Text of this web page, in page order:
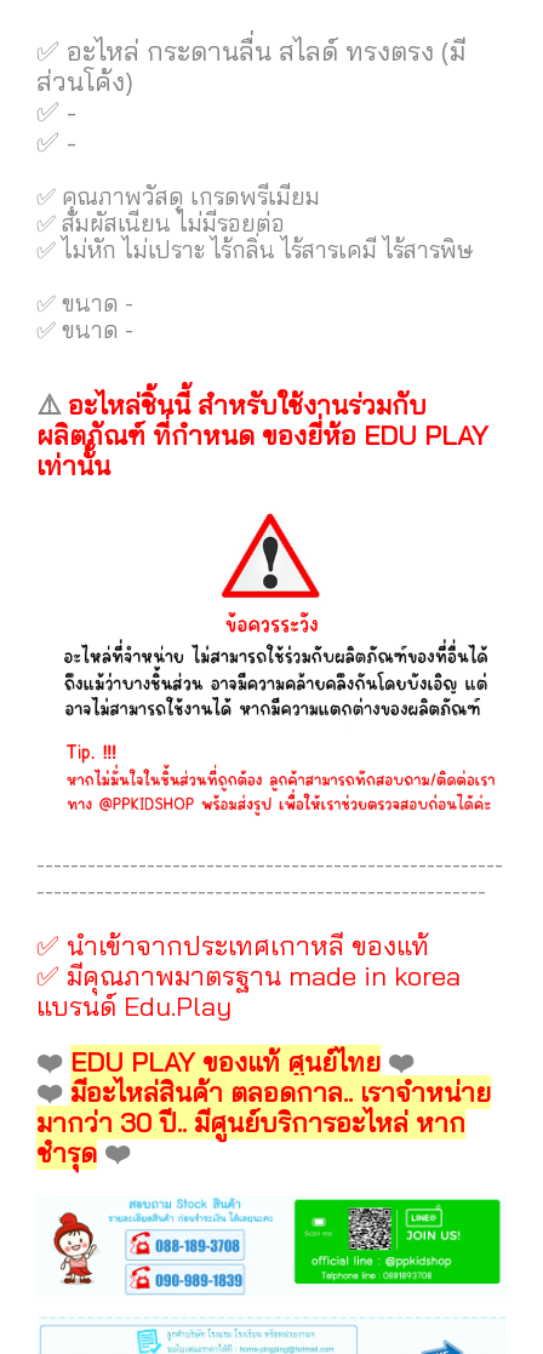
✅ อะไหล่ กระดานลื่น สไลด์ ทรงตรง (มี
ส่วนโค้ง)
✅ -
✅ -
✅ คุณภาพวัสดุ เกรดพรีเมียม
✅ สัมผัสเนียน ไม่มีรอยต่อ
✅ ไม่หัก ไม่เปราะ ไร้กลิ่น ไร้สารเคมี ไร้สารพิษ
✅ ขนาด -
✅ ขนาด -
⚠️ อะไหล่ชิ้นนี้ สำหรับใช้งานร่วมกับ
ผลิตภัณฑ์ ที่กำหนด ของยี่ห้อ EDU PLAY
เท่านั้น
-------------------------------------------------------
-----------------------------------------------------
✅ นำเข้าจากประเทศเกาหลี ของแท้
✅ มีคุณภาพมาตรฐาน made in korea
แบรนด์ Edu.Play
❤️ EDU PLAY ของแท้ ศูนย์ไทย ❤️
❤️ มีอะไหล่สินค้า ตลอดกาล.. เราจำหน่าย
มากว่า 30 ปี.. มีศูนย์บริการอะไหล่ หาก
ชำรุด ❤️